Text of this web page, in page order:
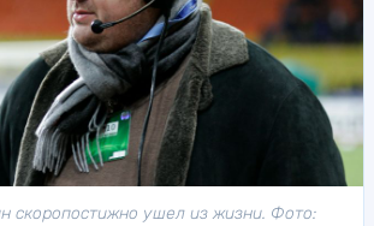
скоропостижно ушел из жизни. Фото: